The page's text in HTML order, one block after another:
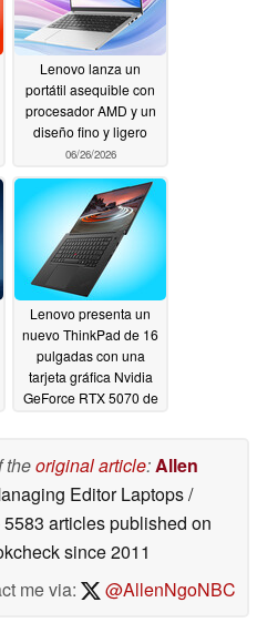
Lenovo lanza un
portátil asequible con
procesador AMD y un
diseño fino y ligero
06/26/2026
Lenovo presenta un
nuevo ThinkPad de 16
pulgadas con una
tarjeta gráfica Nvidia
GeForce RTX 5070 de
LPCAMM2 06/25/2026
theoriginal article: Allen
Editor Laptops /
5583 articles published on
since 2011
me via:
@AllenNgoNBC